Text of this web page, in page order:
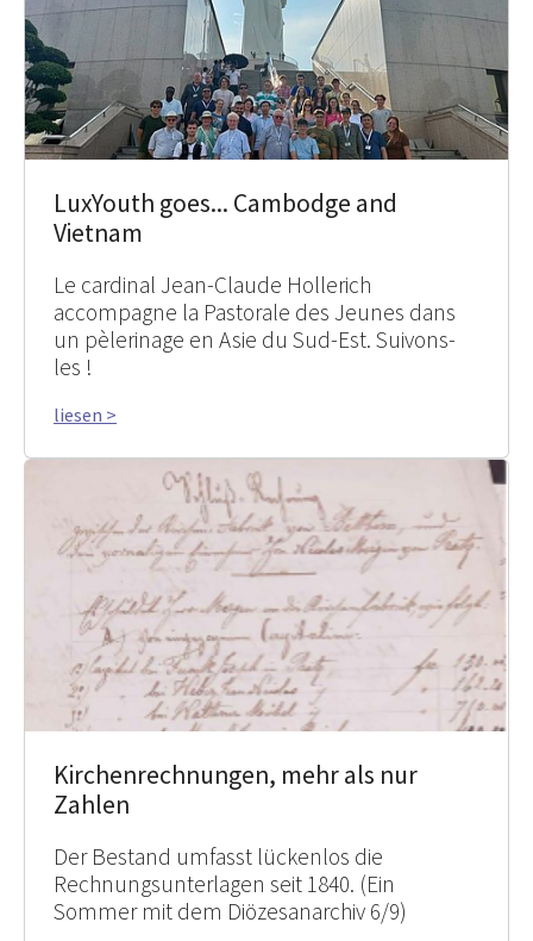
LuxYouth goes... Cambodge and
Vietnam
Le cardinal Jean-Claude Hollerich
accompagne la Pastorale des Jeunes dans
un pèlerinage en Asie du Sud-Est. Suivons-
les !
liesen >
Kirchenrechnungen, mehr als nur
Zahlen
Der Bestand umfasst lückenlos die
Rechnungsunterlagen seit 1840. (Ein
Sommer mit dem Diözesanarchiv 6/9)